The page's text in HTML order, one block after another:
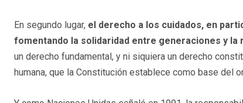
En segundo lugar, el derecho a los cuidados, en
fomentando la solidaridad entre generaciones y la
un derecho fundamental, y ni siquiera un derecho
humana, que la Constitución establece como base del